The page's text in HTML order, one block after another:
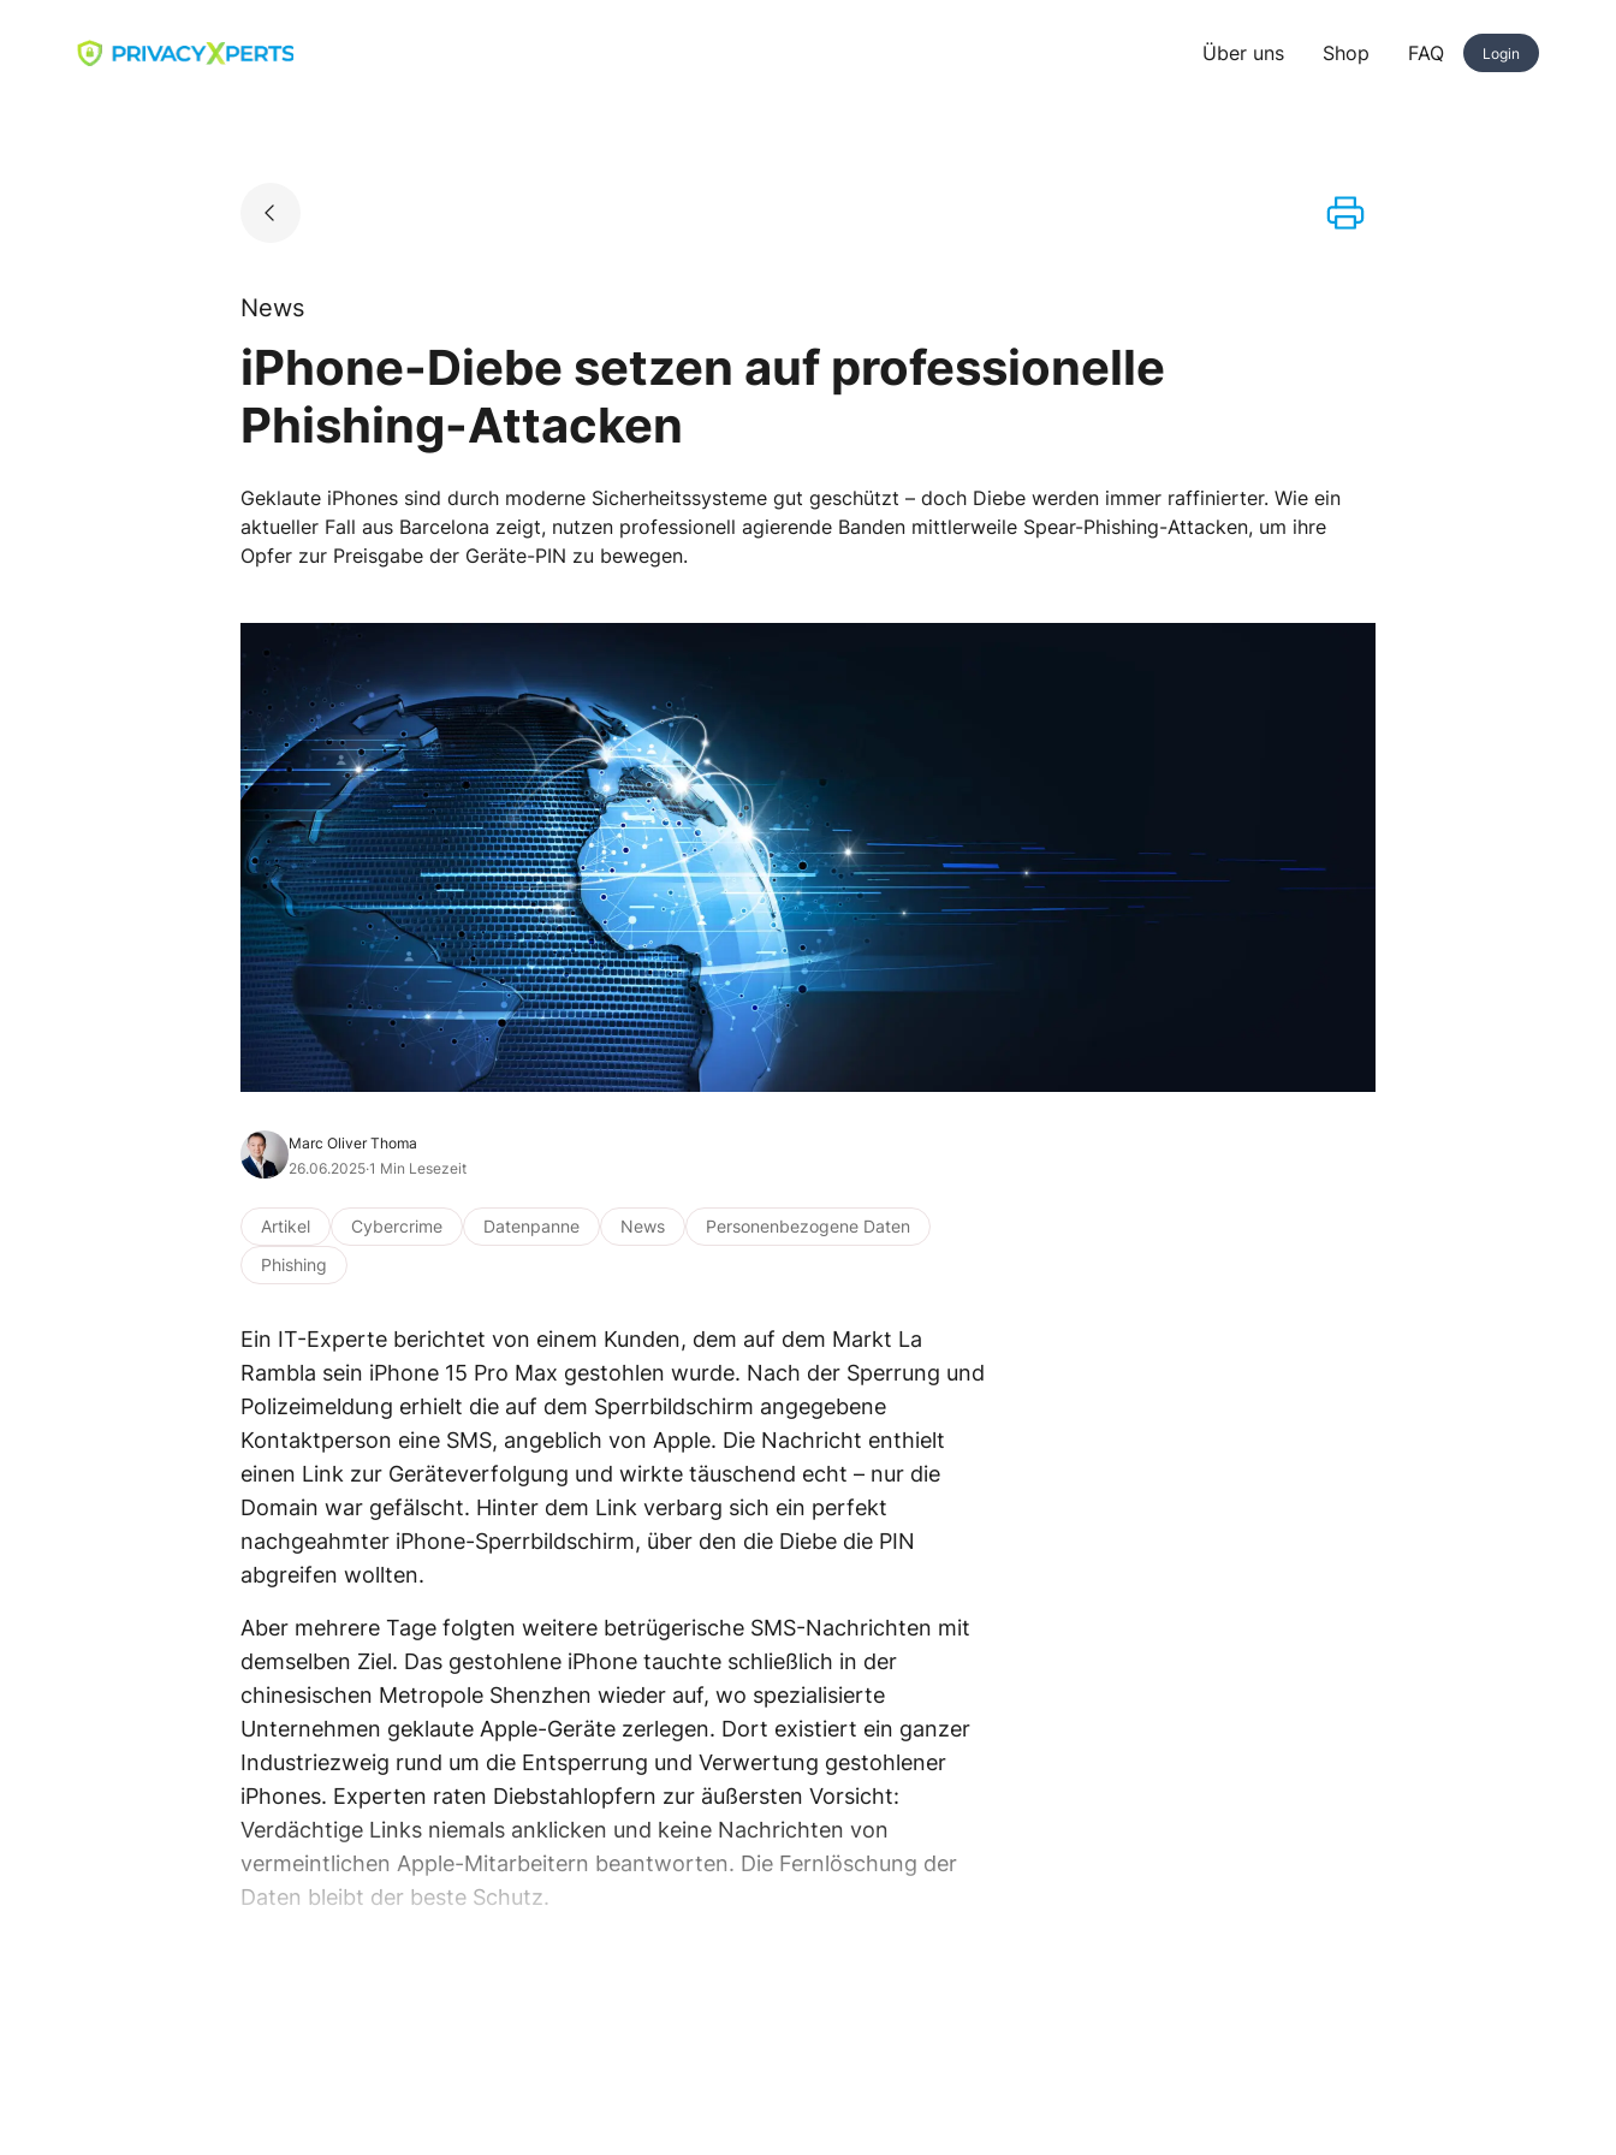
Go to landing page. Über uns Shop FAQ Login
News
iPhone-Diebe setzen auf professionelle
Phishing-Attacken
Geklaute iPhones sind durch moderne Sicherheitssysteme gut geschützt – doch Diebe werden immer raffinierter. Wie ein
aktueller Fall aus Barcelona zeigt, nutzen professionell agierende Banden mittlerweile Spear-Phishing-Attacken, um ihre
Opfer zur Preisgabe der Geräte-PIN zu bewegen.
Marc Oliver Thoma
26.06.2025·1 Min Lesezeit
Artikel Cybercrime Datenpanne News
Personenbezogene Daten
Phishing
Ein IT-Experte berichtet von einem Kunden, dem auf dem Markt La
Rambla sein iPhone 15 Pro Max gestohlen wurde. Nach der Sperrung und
Polizeimeldung erhielt die auf dem Sperrbildschirm angegebene
Kontaktperson eine SMS, angeblich von Apple. Die Nachricht enthielt
einen Link zur Geräteverfolgung und wirkte täuschend echt – nur die
Domain war gefälscht. Hinter dem Link verbarg sich ein perfekt
nachgeahmter iPhone-Sperrbildschirm, über den die Diebe die PIN
abgreifen wollten.
Aber mehrere Tage folgten weitere betrügerische SMS-Nachrichten mit
demselben Ziel. Das gestohlene iPhone tauchte schließlich in der
chinesischen Metropole Shenzhen wieder auf, wo spezialisierte
Unternehmen geklaute Apple-Geräte zerlegen. Dort existiert ein ganzer
Industriezweig rund um die Entsperrung und Verwertung gestohlener
iPhones. Experten raten Diebstahlopfern zur äußersten Vorsicht:
Verdächtige Links niemals anklicken und keine Nachrichten von
vermeintlichen Apple-Mitarbeitern beantworten. Die Fernlöschung der
Daten bleibt der beste Schutz.